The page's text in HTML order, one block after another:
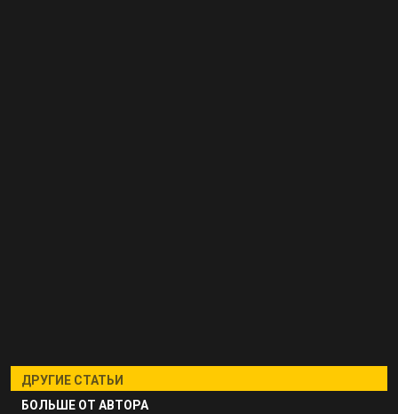
ДРУГИЕ СТАТЬИ
БОЛЬШЕ ОТ АВТОРА